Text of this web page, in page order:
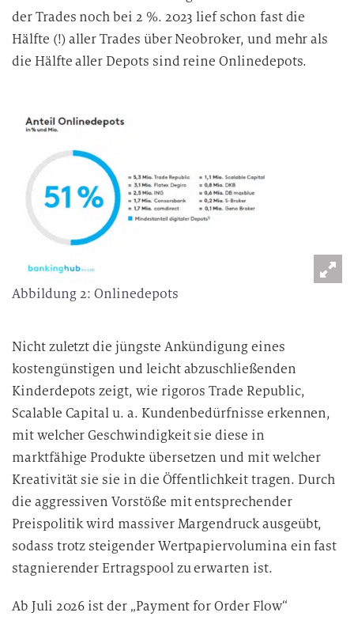
b
e
u
der Trades noch bei 2 %. 2023 lief schon fast die
Hälfte (!) aller Trades über Neobroker, und mehr als
die Hälfte aller Depots sind reine Onlinedepots.
Abbildung 2: Onlinedepots
Nicht zuletzt die jüngste Ankündigung eines
kostengünstigen und leicht abzuschließenden
Kinderdepots zeigt, wie rigoros Trade Republic,
Scalable Capital u. a. Kundenbedürfnisse erkennen,
mit welcher Geschwindigkeit sie diese in
marktfähige Produkte übersetzen und mit welcher
Kreativität sie sie in die Öffentlichkeit tragen. Durch
die aggressiven Vorstöße mit entsprechender
Preispolitik wird massiver Margendruck ausgeübt,
sodass trotz steigender Wertpapiervolumina ein fast
stagnierender Ertragspool zu erwarten ist.
Ab Juli 2026 ist der „Payment for Order Flow“